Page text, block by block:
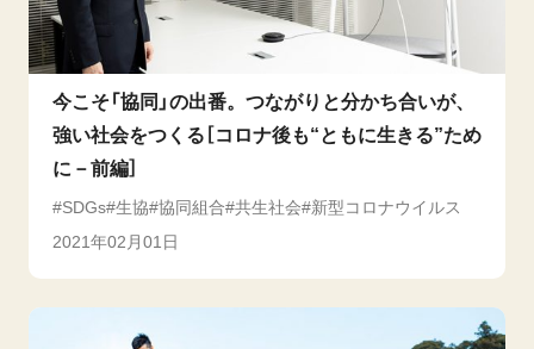
今こそ「協同」の出番。つながりと分かち合いが、
強い社会をつくる［コロナ後も“ともに生きる”ため
に－前編］
SDGs 生協 協同組合 共生社会
新型コロナウイルス
2021年02月01日